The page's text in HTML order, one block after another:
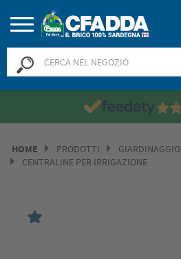
HOME PRODOTTI GIARDINAGGIO
CENTRALINE PER IRRIGAZIONE